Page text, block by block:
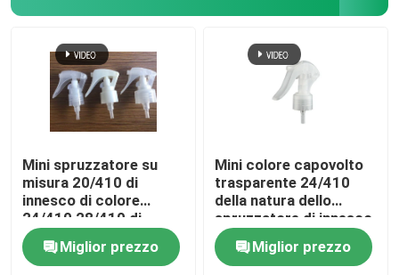
Bottiglia cosmetica acrilica
deodorante in stick vuoto
Bottiglia di vetro dell'olio essenziale
Bottiglia dello spruzzo di profumo
Mini spruzzatore su
misura 20/410 di
innesco di colore
24/410 28/410 di
specificazione
Miglior prezzo
Mini colore capovolto
trasparente 24/410
della natura dello
spruzzatore di innesco
Miglior prezzo